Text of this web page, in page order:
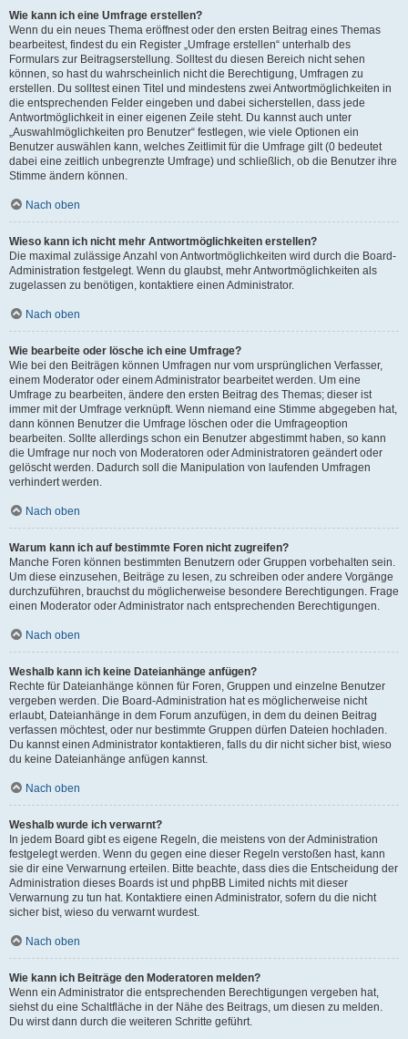
Wie kann ich eine Umfrage erstellen?
Wenn du ein neues Thema eröffnest oder den ersten Beitrag eines Themas
bearbeitest, findest du ein Register „Umfrage erstellen“ unterhalb des
Formulars zur Beitragserstellung. Solltest du diesen Bereich nicht sehen
können, so hast du wahrscheinlich nicht die Berechtigung, Umfragen zu
erstellen. Du solltest einen Titel und mindestens zwei Antwortmöglichkeiten in
die entsprechenden Felder eingeben und dabei sicherstellen, dass jede
Antwortmöglichkeit in einer eigenen Zeile steht. Du kannst auch unter
„Auswahlmöglichkeiten pro Benutzer“ festlegen, wie viele Optionen ein
Benutzer auswählen kann, welches Zeitlimit für die Umfrage gilt (0 bedeutet
dabei eine zeitlich unbegrenzte Umfrage) und schließlich, ob die Benutzer ihre
Stimme ändern können.
Nach oben
Wieso kann ich nicht mehr Antwortmöglichkeiten erstellen?
Die maximal zulässige Anzahl von Antwortmöglichkeiten wird durch die Board-
Administration festgelegt. Wenn du glaubst, mehr Antwortmöglichkeiten als
zugelassen zu benötigen, kontaktiere einen Administrator.
Nach oben
Wie bearbeite oder lösche ich eine Umfrage?
Wie bei den Beiträgen können Umfragen nur vom ursprünglichen Verfasser,
einem Moderator oder einem Administrator bearbeitet werden. Um eine
Umfrage zu bearbeiten, ändere den ersten Beitrag des Themas; dieser ist
immer mit der Umfrage verknüpft. Wenn niemand eine Stimme abgegeben hat,
dann können Benutzer die Umfrage löschen oder die Umfrageoption
bearbeiten. Sollte allerdings schon ein Benutzer abgestimmt haben, so kann
die Umfrage nur noch von Moderatoren oder Administratoren geändert oder
gelöscht werden. Dadurch soll die Manipulation von laufenden Umfragen
verhindert werden.
Nach oben
Warum kann ich auf bestimmte Foren nicht zugreifen?
Manche Foren können bestimmten Benutzern oder Gruppen vorbehalten sein.
Um diese einzusehen, Beiträge zu lesen, zu schreiben oder andere Vorgänge
durchzuführen, brauchst du möglicherweise besondere Berechtigungen. Frage
einen Moderator oder Administrator nach entsprechenden Berechtigungen.
Nach oben
Weshalb kann ich keine Dateianhänge anfügen?
Rechte für Dateianhänge können für Foren, Gruppen und einzelne Benutzer
vergeben werden. Die Board-Administration hat es möglicherweise nicht
erlaubt, Dateianhänge in dem Forum anzufügen, in dem du deinen Beitrag
verfassen möchtest, oder nur bestimmte Gruppen dürfen Dateien hochladen.
Du kannst einen Administrator kontaktieren, falls du dir nicht sicher bist, wieso
du keine Dateianhänge anfügen kannst.
Nach oben
Weshalb wurde ich verwarnt?
In jedem Board gibt es eigene Regeln, die meistens von der Administration
festgelegt werden. Wenn du gegen eine dieser Regeln verstoßen hast, kann
sie dir eine Verwarnung erteilen. Bitte beachte, dass dies die Entscheidung der
Administration dieses Boards ist und phpBB Limited nichts mit dieser
Verwarnung zu tun hat. Kontaktiere einen Administrator, sofern du die nicht
sicher bist, wieso du verwarnt wurdest.
Nach oben
Wie kann ich Beiträge den Moderatoren melden?
Wenn ein Administrator die entsprechenden Berechtigungen vergeben hat,
siehst du eine Schaltfläche in der Nähe des Beitrags, um diesen zu melden.
Du wirst dann durch die weiteren Schritte geführt.